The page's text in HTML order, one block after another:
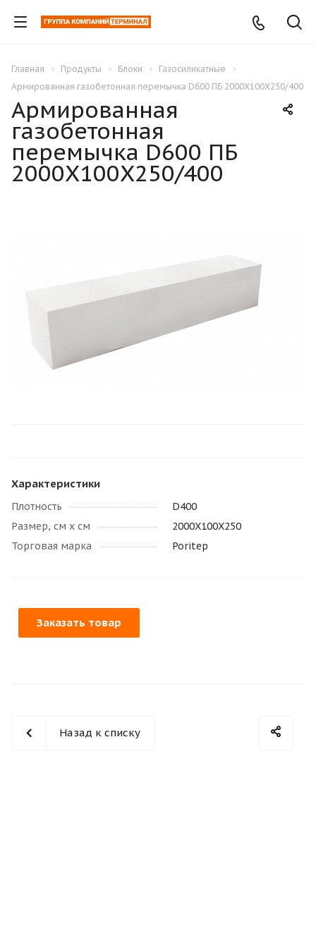
Главная Продукты Блоки
Газосиликатные
Армированная газобетонная перемычка D600 ПБ 2000X100X250/400
Армированная
газобетонная
перемычка D600 ПБ
2000X100X250/400
Характеристики
Плотность
D400
Размер, см х см
2000X100X250
Торговая марка
Poritep
Заказать товар
Назад к списку